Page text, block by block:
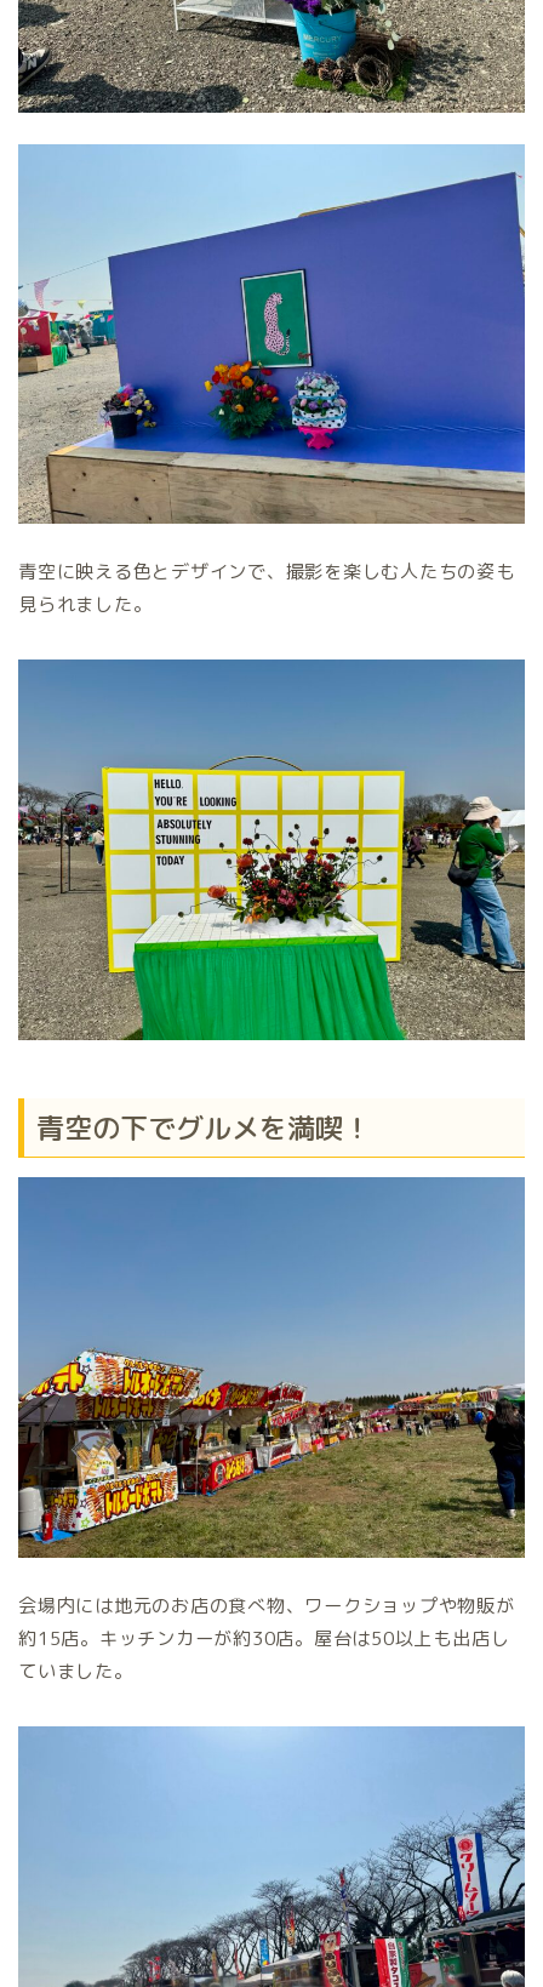
青空に映える色とデザインで、撮影を楽しむ人たちの姿も
見られました。
青空の下でグルメを満喫！
会場内には地元のお店の食べ物、ワークショップや物販が
約15店。キッチンカーが約30店。屋台は50以上も出店し
ていました。